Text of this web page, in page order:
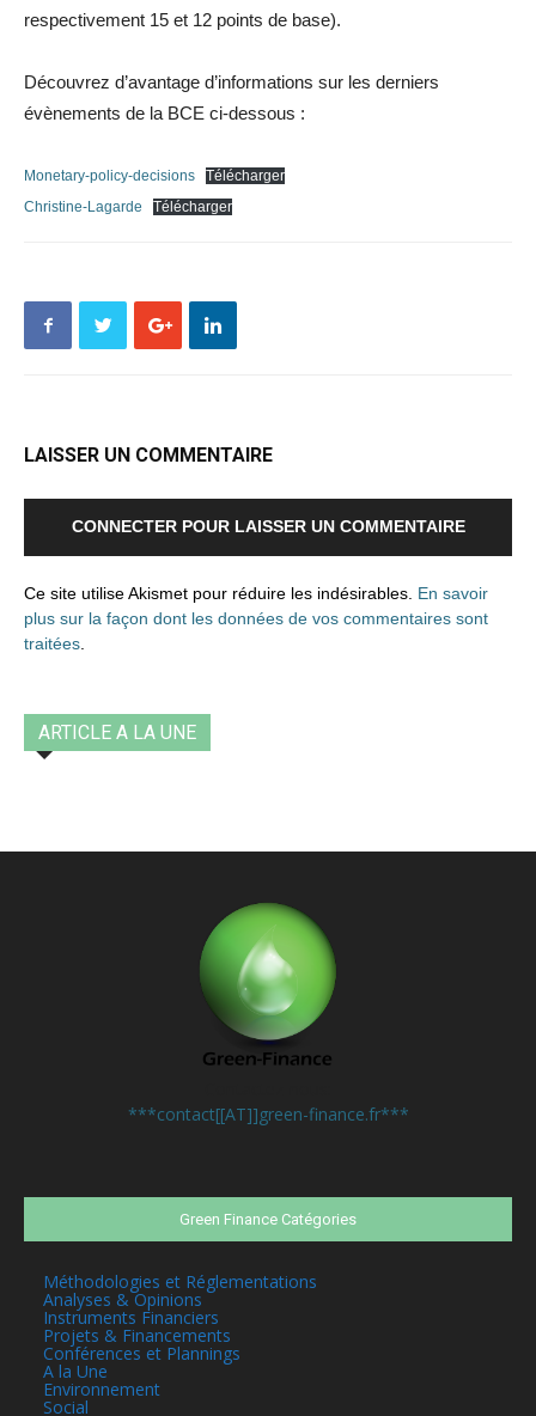
respectivement 15 et 12 points de base).
Découvrez d’avantage d’informations sur les derniers
évènements de la BCE ci-dessous :
Monetary-policy-decisions
Télécharger
Christine-Lagarde
Télécharger
LAISSER UN COMMENTAIRE
CONNECTER POUR LAISSER UN COMMENTAIRE
Ce site utilise Akismet pour réduire les indésirables. En savoir
plus sur la façon dont les données de vos commentaires sont
traitées
ARTICLE A LA UNE
***contact[[AT]]green-finance.fr***
Green Finance Catégories
Méthodologies et Réglementations
Analyses & Opinions
Instruments Financiers
Projets & Financements
Conférences et Plannings
A la Une
Environnement
Social